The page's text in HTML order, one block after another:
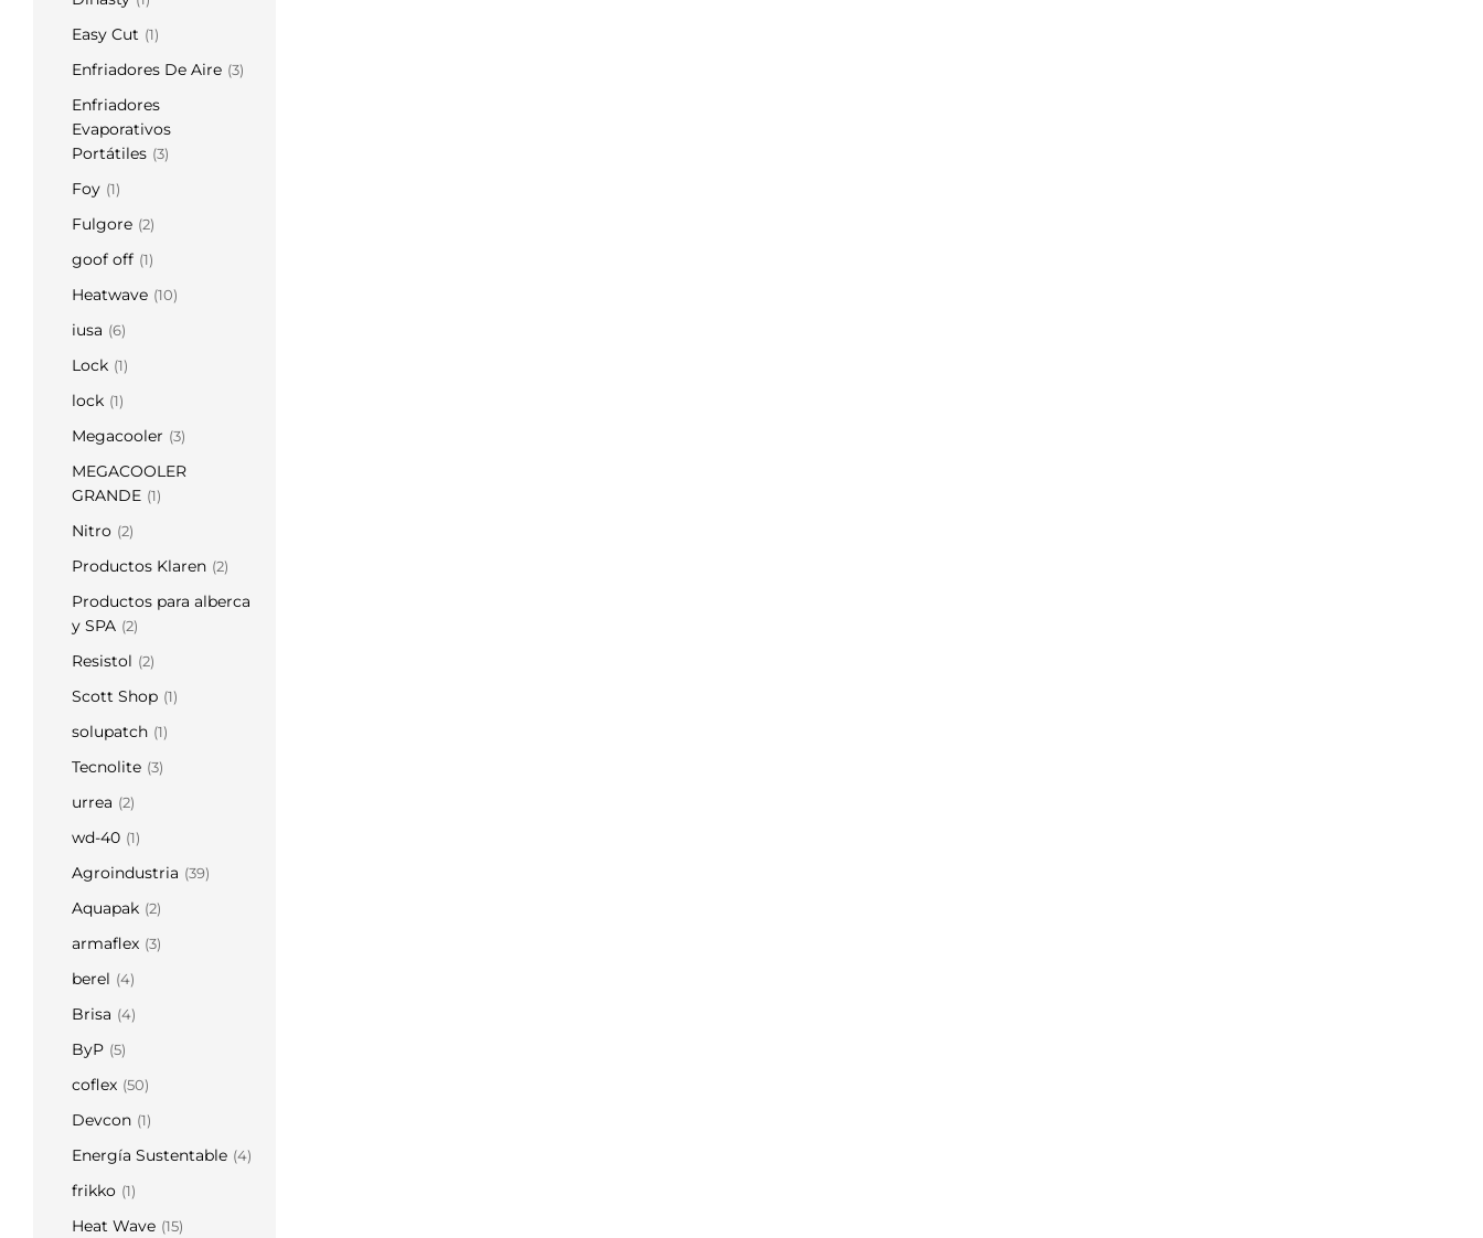
Easy Cut (1)
Enfriadores De Aire (3)
Enfriadores
Evaporativos
Portátiles (3)
Foy (1)
Fulgore (2)
goof off (1)
Heatwave (10)
iusa (6)
Lock (1)
lock (1)
Megacooler (3)
MEGACOOLER
GRANDE (1)
Nitro (2)
Productos Klaren (2)
Productos para alberca
y SPA (2)
Resistol (2)
Scott Shop (1)
solupatch (1)
Tecnolite (3)
urrea (2)
wd-40 (1)
Agroindustria (39)
Aquapak (2)
armaflex (3)
berel (4)
Brisa (4)
ByP (5)
coflex (50)
Devcon (1)
Energía Sustentable (4)
frikko (1)
Heat Wave (15)